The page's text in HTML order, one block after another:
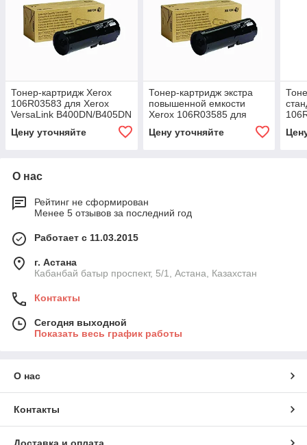
Тонер-картридж Xerox
106R03583 для Xerox
VersaLink B400DN/B405DN
Цену уточняйте
Тонер-картридж экстра
повышенной емкости
Xerox 106R03585 для
B400DN/B405DN ( чёрный
Цену уточняйте
О нас
Рейтинг не сформирован
Менее 5 отзывов за последний год
Работает с 11.03.2015
г. Астана
Кабанбай батыр проспект, 5/1, Астана, Казахстан
Контакты
Сегодня выходной
Показать весь график работы
О нас
Контакты